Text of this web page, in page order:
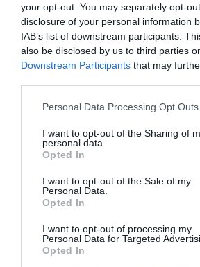
your opt-out. You may separately opt-
disclosure of your personal information
IAB’s list of downstream participants.
also be disclosed by us to third parties
Downstream Participants that may
Personal Data Processing Opt Outs
I want to opt-out of the Sharing of
personal data.
Opted In
I want to opt-out of the Sale of my
Personal Data.
Opted In
I want to opt-out of processing my
Personal Data for Targeted
Opted In
Τελειομανής, καινοτόμος και
ποτέ μέσος υπογράφει ένα
καλύτερη, τη σοβαρότητα και την
προάλλες επειδή η ομάδα του δεν
στο Φράιμπουργκ (3-2). Θεώρησε
που οι παίκτες του κατέγραψαν